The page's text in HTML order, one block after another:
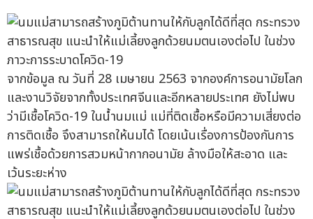
จากข้อมูล ณ วันที่ 28 เมษายน 2563 จากองค์การอนามัยโลก
และงานวิจัยจากทั้งประเทศจีนและอีกหลายประเทศ ยังไม่พบ
ว่ามีเชื้อโควิด-19 ในน้ำนมแม่ แม่ที่ติดเชื้อหรือมีความเสี่ยงต่อ
การติดเชื้อ จึงสามารถให้นมได้ โดยเน้นเรื่องการป้องกันการ
แพร่เชื้อด้วยการสวมหน้ากากอนามัย ล้างมือให้สะอาด และ
เว้นระยะห่าง